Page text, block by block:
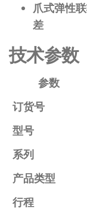
爪式弹性
差
技术参数
参数
订货号
型号
系列
产品类型
行程